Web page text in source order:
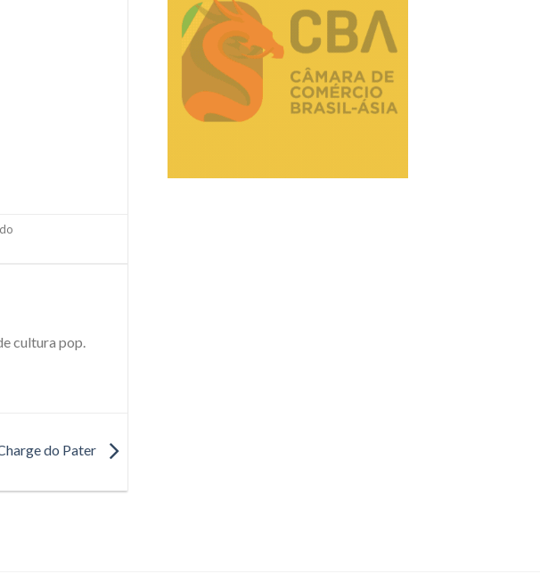
cultura pop.
do Pater